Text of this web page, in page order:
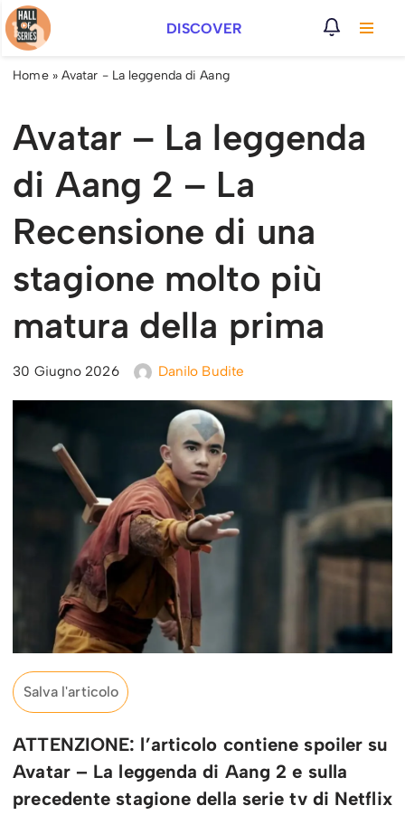
Vai
al
DISCOVER
Home» Avatar - La leggenda di Aang
Avatar – La leggenda
di Aang 2 – La
Recensione di una
stagione molto più
matura della prima
30 Giugno 2026 Danilo Budite
Salva l'articolo
ATTENZIONE: l’articolo contiene spoiler su
Avatar – La leggenda di Aang 2 e sulla
precedente stagione della serie tv di Netflix